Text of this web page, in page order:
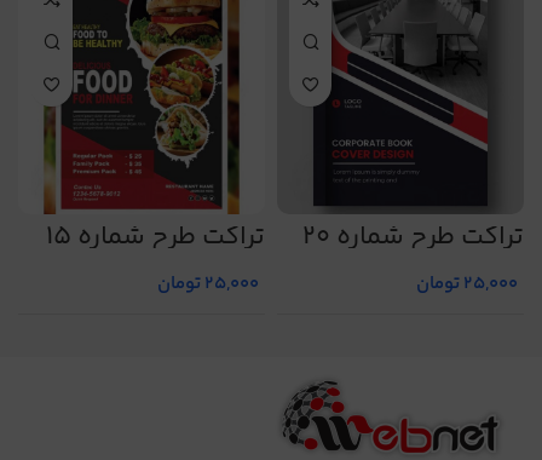
تراکت طرح شماره 20
25,000تومان
تراکت طرح شماره 15
25,000تومان